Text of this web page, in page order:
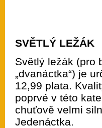
SVĚTLÝ LEŽÁK
Světlý ležák (pro
„dvanáctka“) je
12,99 plata.
poprvé v této
chuťově velmi
Jedenáctka.